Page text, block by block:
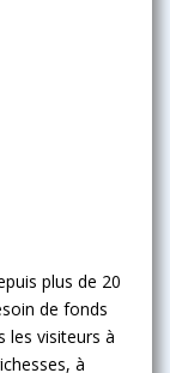
plus de 20
de fonds
les visiteurs à
à